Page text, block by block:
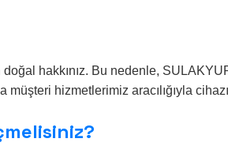
hakkınız. Bu nedenle,
hizmetlerimiz aracılığıyla